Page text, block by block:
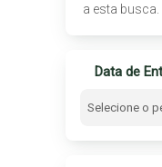
a esta busca.
Data de